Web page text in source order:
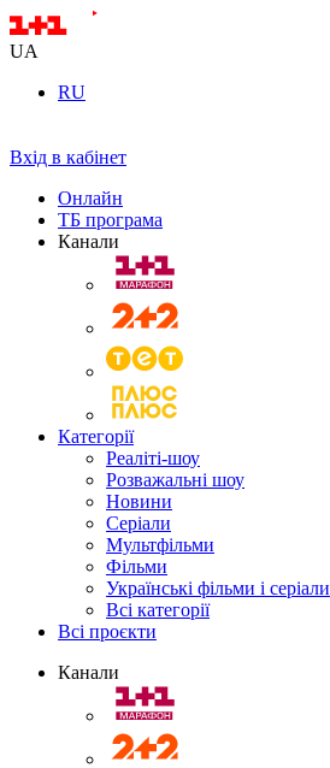
UA
RU
Вхід в кабінет
Онлайн
ТБ програма
Канали
Категорії
Реаліті-шоу
Розважальні шоу
Новини
Серіали
Мультфільми
Фільми
Українські фільми і серіали
Всі категорії
Всі проєкти
Канали